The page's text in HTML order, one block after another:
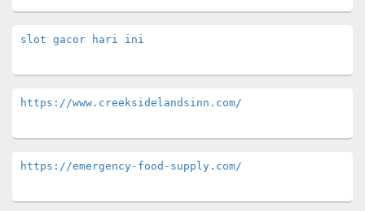
slot gacor hari ini
https://www.creeksidelandsinn.com/
https://emergency-food-supply.com/